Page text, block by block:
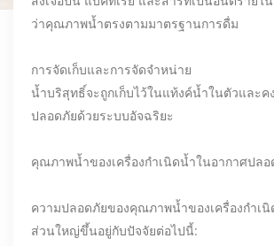
ว่าคุณภาพน้ำตรงตามมาตรฐานการดื่ม
การจัดเก็บและการจัดจำหน่าย
น้ำบริสุทธิ์จะถูกเก็บไว้ในแท้งค์น้ำในตัวและค
ปลอดภัยด้วยระบบอัจฉริยะ
คุณภาพน้ำของเครื่องกำเนิดน้ำในอากาศปลอ
ความปลอดภัยของคุณภาพน้ำของเครื่องกำเ
ส่วนใหญ่ขึ้นอยู่กับปัจจัยต่อไปนี้: